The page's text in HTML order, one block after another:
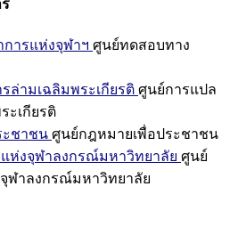
ารแห่งจุฬาฯ ศูนย์ทดสอบทาง
ล่ามเฉลิมพระเกียรติ ศูนย์การแปล
ะเกียรติ
ะชาชน ศูนย์กฎหมายเพื่อประชาชน
ห่งจุฬาลงกรณ์มหาวิทยาลัย ศูนย์
ฬาลงกรณ์มหาวิทยาลัย